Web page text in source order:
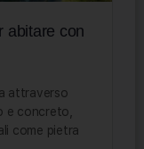
abitare con
attraverso
e concreto,
come pietra